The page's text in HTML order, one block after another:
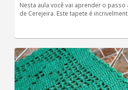
Nesta aula você vai aprender o
de Cerejeira. Este tapete é